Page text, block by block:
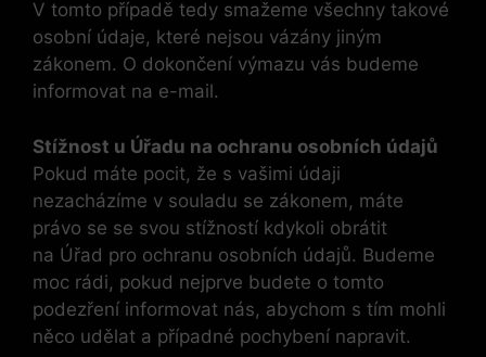
V tomto případě tedy smažeme všechny takové
osobní údaje, které nejsou vázány jiným
zákonem. O dokončení výmazu vás budeme
informovat na e-mail.
Stížnost u Úřadu na ochranu osobních údajů
Pokud máte pocit, že s vašimi údaji
nezacházíme v souladu se zákonem, máte
právo se se svou stížností kdykoli obrátit
na Úřad pro ochranu osobních údajů. Budeme
moc rádi, pokud nejprve budete o tomto
podezření informovat nás, abychom s tím mohli
něco udělat a případné pochybení napravit.